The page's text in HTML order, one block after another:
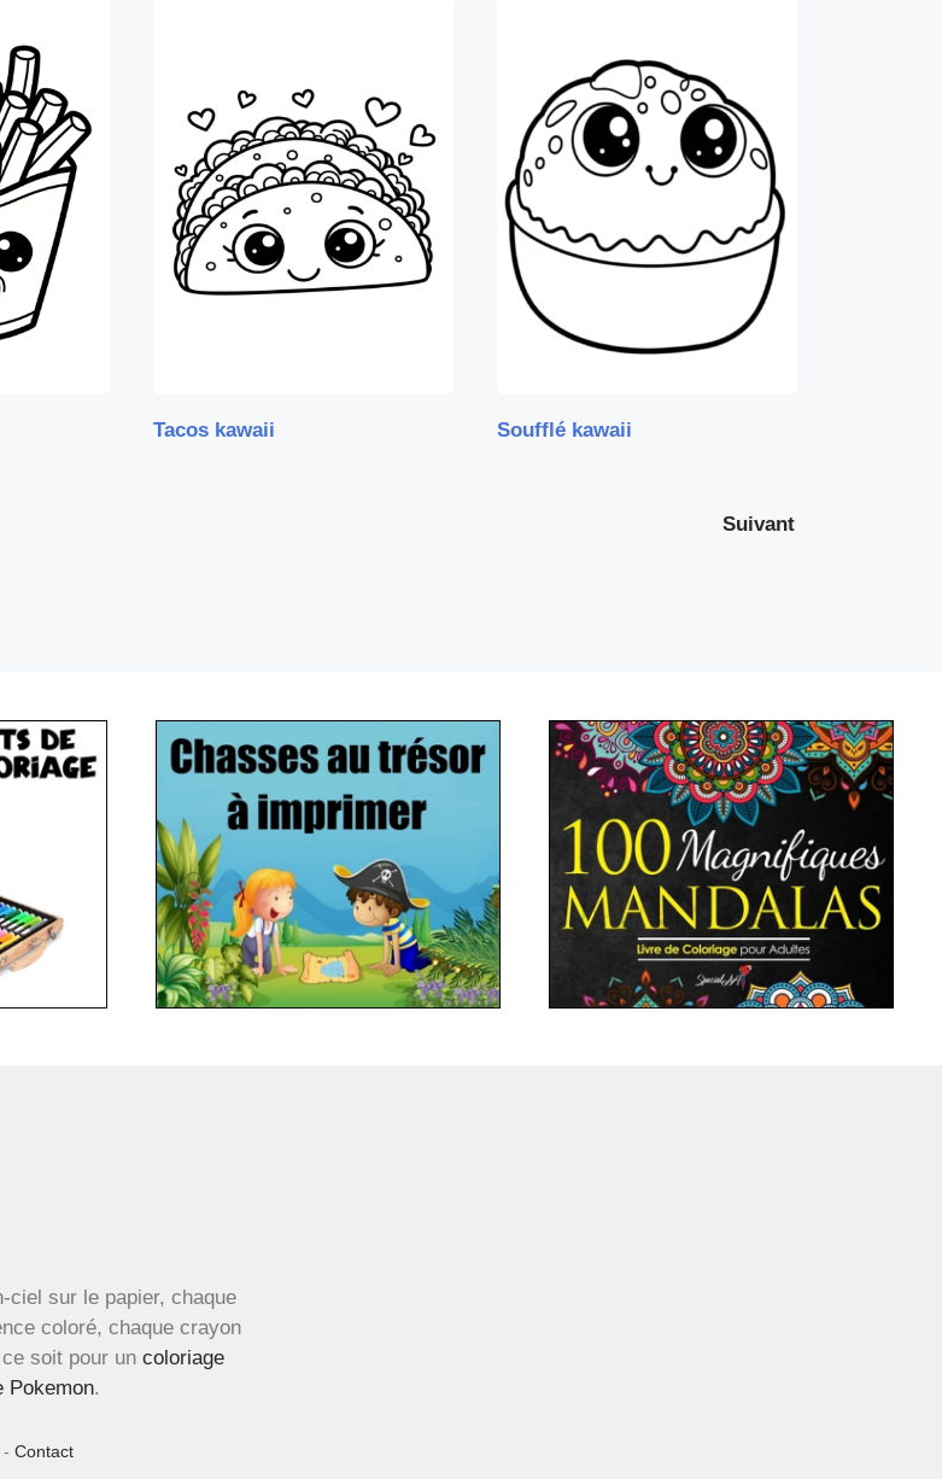
Tacos kawaii Soufflé kawaii
Suivant
ciel sur le papier, chaque
coloré, chaque crayon
soit pour un coloriage
Pokemon.
- Contact